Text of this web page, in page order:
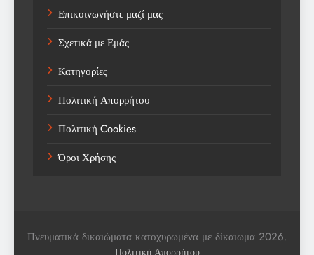
Trending
Weather
Αγορά
Αγορά Εργασίας
Αγροτικά Νέα
Αεροπορία
Επικοινωνήστε μαζί μας
Σχετικά με Εμάς
Κατηγορίες
Πολιτική Απορρήτου
Πολιτική Cookies
Όροι Χρήσης
Πνευματικά δικαιώματα κατοχυρωμένα με δίκαιωμα 2026.
Πολιτική Απορρήτου